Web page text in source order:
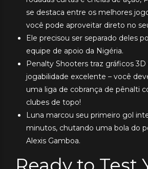
se destaca entre os melhores
você pode aproveitar direto no
Ele precisou ser separado deles
equipe de apoio da Nigéria.
Penalty Shooters traz gráficos
jogabilidade excelente – você
uma liga de cobrança de pênalti
clubes de topo!
Luna marcou seu primeiro gol
minutos, chutando uma bola do
Alexis Gamboa.